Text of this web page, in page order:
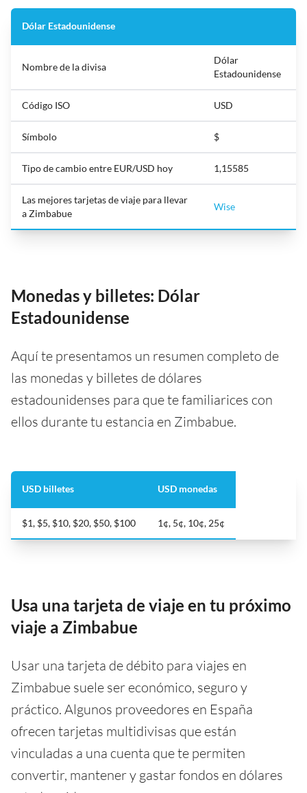
Dólar Estadounidense
Nombre de la divisa
Dólar
Estadounidense
Código ISO USD
Símbolo $
Tipo de cambio entre EUR/USD hoy 1,15585
Las mejores tarjetas de viaje para llevar
a Zimbabue
Wise
Monedas y billetes: Dólar
Estadounidense
Aquí te presentamos un resumen completo de
las monedas y billetes de dólares
estadounidenses para que te familiarices con
ellos durante tu estancia en Zimbabue.
USD billetes USD monedas
$1, $5, $10, $20, $50, $100 1¢, 5¢, 10¢, 25¢
Usa una tarjeta de viaje en tu próximo
viaje a Zimbabue
Usar una tarjeta de débito para viajes en
Zimbabue suele ser económico, seguro y
práctico. Algunos proveedores en España
ofrecen tarjetas multidivisas que están
vinculadas a una cuenta que te permiten
convertir, mantener y gastar fondos en dólares